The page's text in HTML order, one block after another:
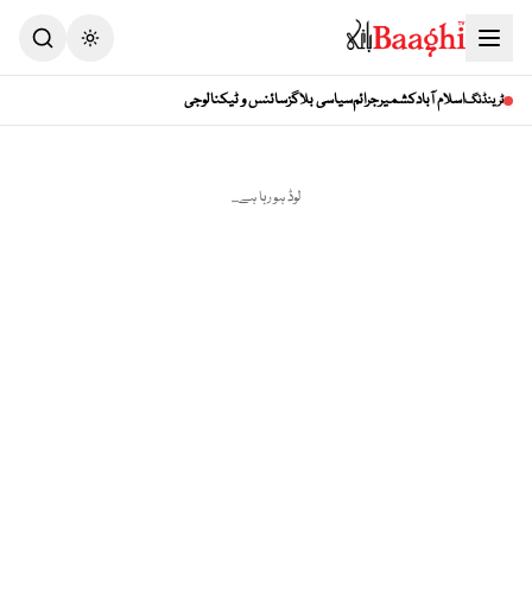
Toggle theme
ٹرینڈنگاسلام آبادکشمیرجرائمسیاسی بلاگزسائنس و ٹیکنالوجی
لوڈ ہو رہا ہے...